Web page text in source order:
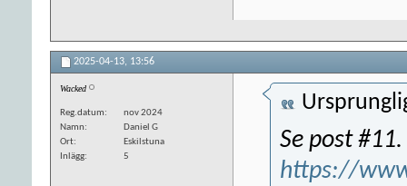
2025-04-13, 13:56
Wacked
Reg.datum
nov 2024
Namn
Daniel G
Ort
Eskilstuna
Inlägg
5
Se post #11.
https://